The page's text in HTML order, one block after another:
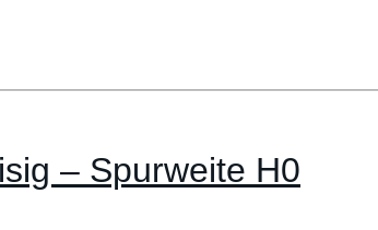
– Spurweite H0